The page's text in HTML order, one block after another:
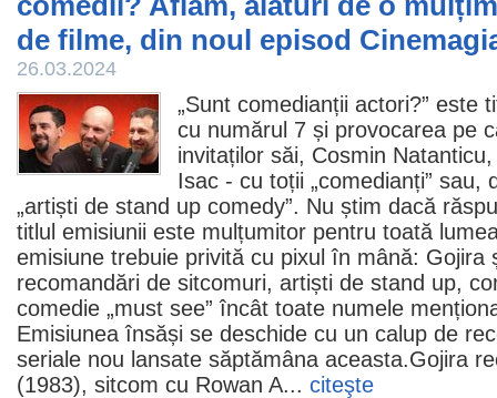
de filme, din noul episod
26.03.2024
„Sunt comedianții actori?” este
cu numărul 7 și provocarea pe
invitaților săi, Cosmin Natanticu
Isac - cu toții „comedianți” sau,
„artiști de stand up comedy”. Nu știm dacă
titlul emisiunii este mulțumitor pentru toată
emisiune trebuie privită cu pixul în mână: Gojira
recomandări de sitcomuri, artiști de stand up,
comedie „must see” încât toate numele
Emisiunea însăși se deschide cu un calup de
seriale nou lansate săptămâna aceasta.Gojira
(1983), sitcom cu Rowan A... citeşte